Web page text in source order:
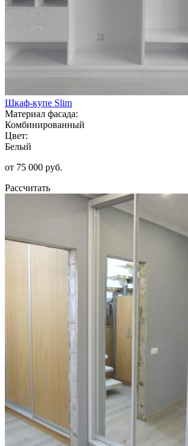
Шкаф-купе Slim
Материал фасада:
Комбинированный
Цвет:
Белый
от 75 000 руб.
Рассчитать